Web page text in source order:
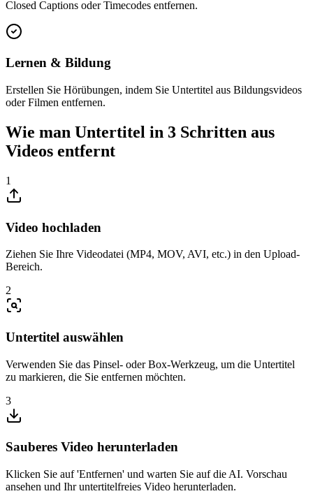
Closed Captions oder Timecodes entfernen.
Lernen & Bildung
Erstellen Sie Hörübungen, indem Sie Untertitel aus Bildungsvideos
oder Filmen entfernen.
Wie man Untertitel in 3 Schritten aus
Videos entfernt
1
Video hochladen
Ziehen Sie Ihre Videodatei (MP4, MOV, AVI, etc.) in den Upload-
Bereich.
2
Untertitel auswählen
Verwenden Sie das Pinsel- oder Box-Werkzeug, um die Untertitel
zu markieren, die Sie entfernen möchten.
3
Sauberes Video herunterladen
Klicken Sie auf 'Entfernen' und warten Sie auf die AI. Vorschau
ansehen und Ihr untertitelfreies Video herunterladen.